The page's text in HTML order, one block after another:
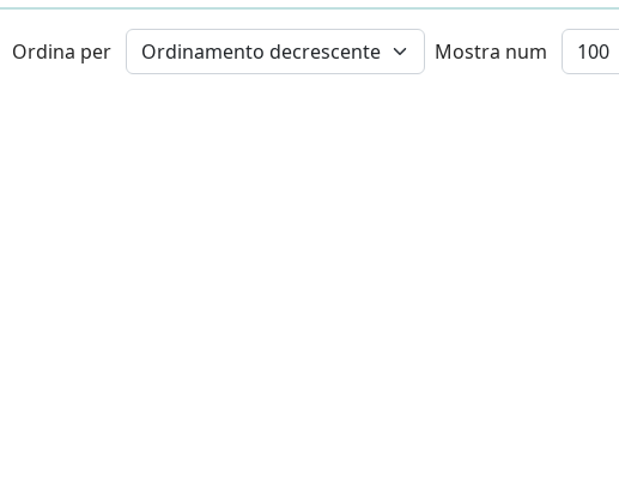
Ordina per Mostra num
La Conferenza
degli istruttori si
terrà il 30 agosto
A
Creta gli
juniores: la